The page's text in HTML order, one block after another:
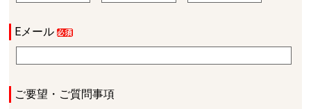
Eメール
ご要望・ご質問事項